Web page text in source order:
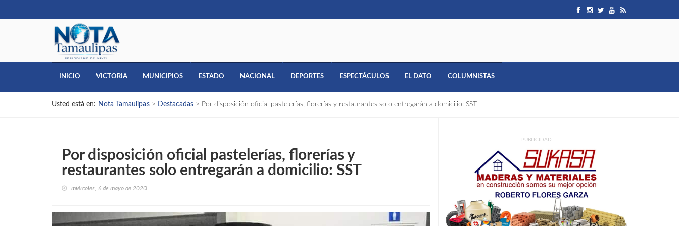
INICIO VICTORIA MUNICIPIOS ESTADO NACIONAL DEPORTES ESPECTÁCULOS EL DATO COLUMNISTAS
Usted está en: Nota Tamaulipas > Destacadas > Por disposición oficial pastelerías, florerías y restaurantes solo entregarán a domicilio: SST
Por disposición oficial pastelerías, florerías y
restaurantes solo entregarán a domicilio: SST
miércoles, 6 de mayo de 2020
PUBLICIDAD